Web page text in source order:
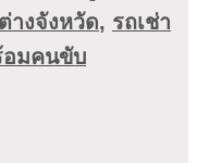
างจังหวัด, รถเช่า
อมคนขับ